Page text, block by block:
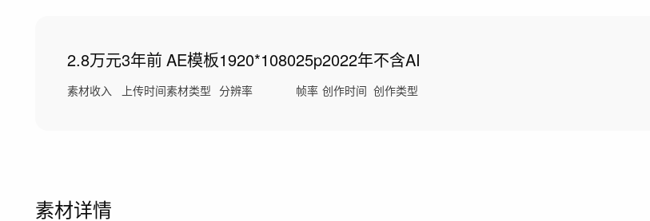
2.8万元
素材收入
3年前
上传时间
AE模板
素材类型
1920*1080
分辨率
25p
帧率
2022年
创作时间
不含AI
创作类型
素材详情